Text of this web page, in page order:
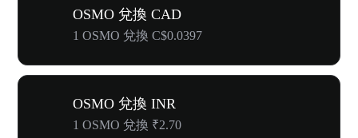
OSMO 兌換 CAD
1 OSMO 兌換 C$0.0397
OSMO 兌換 INR
1 OSMO 兌換 ₹2.70